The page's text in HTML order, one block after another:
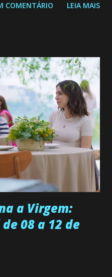
GUADALUPE (Camila
o homem que realmente
todas as suas energias a
e se orgulhando de
a ingressar na
muito alegre, é
criativa e
uma ótima amiga. Pode ser
decide fazer algo.
ela é inseminada por eng...
COMENTÁRIO LEIA MAIS
a Virgem:
08 a 12 de